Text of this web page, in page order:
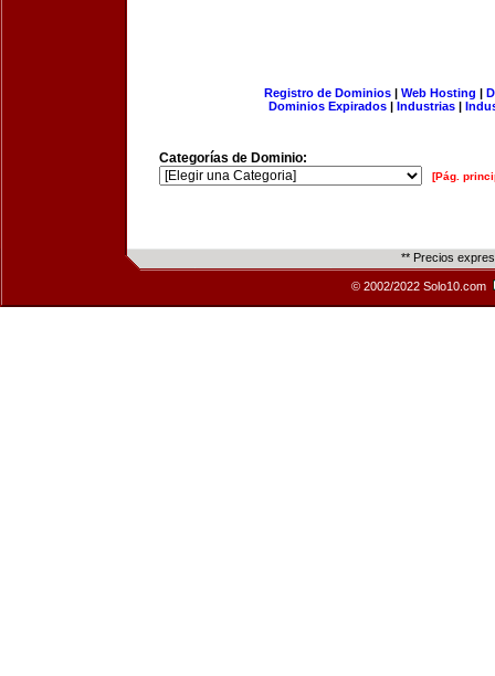
Registro de Dominios| Web Hosting |
Dominios Expirados | Industrias |
Categorías de Dominio:
[Pág.
** Precios
© 2002/2022 Solo10.com